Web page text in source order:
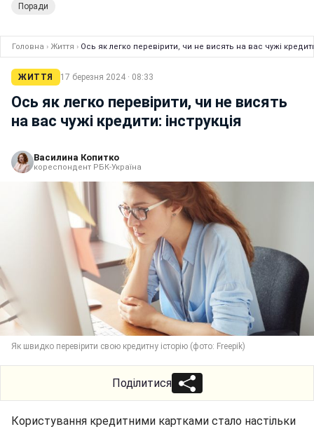
Поради
Головна › Життя › Ось як легко перевірити, чи не висять на вас чужі
ЖИТТЯ 17 березня 2024 · 08:33
Ось як легко перевірити, чи не висять
на вас чужі кредити: інструкція
Василина Копитко
кореспондент РБК-Україна
Як швидко перевірити свою кредитну історію (фото: Freepik)
Поділитися
Користування кредитними картками стало настільки